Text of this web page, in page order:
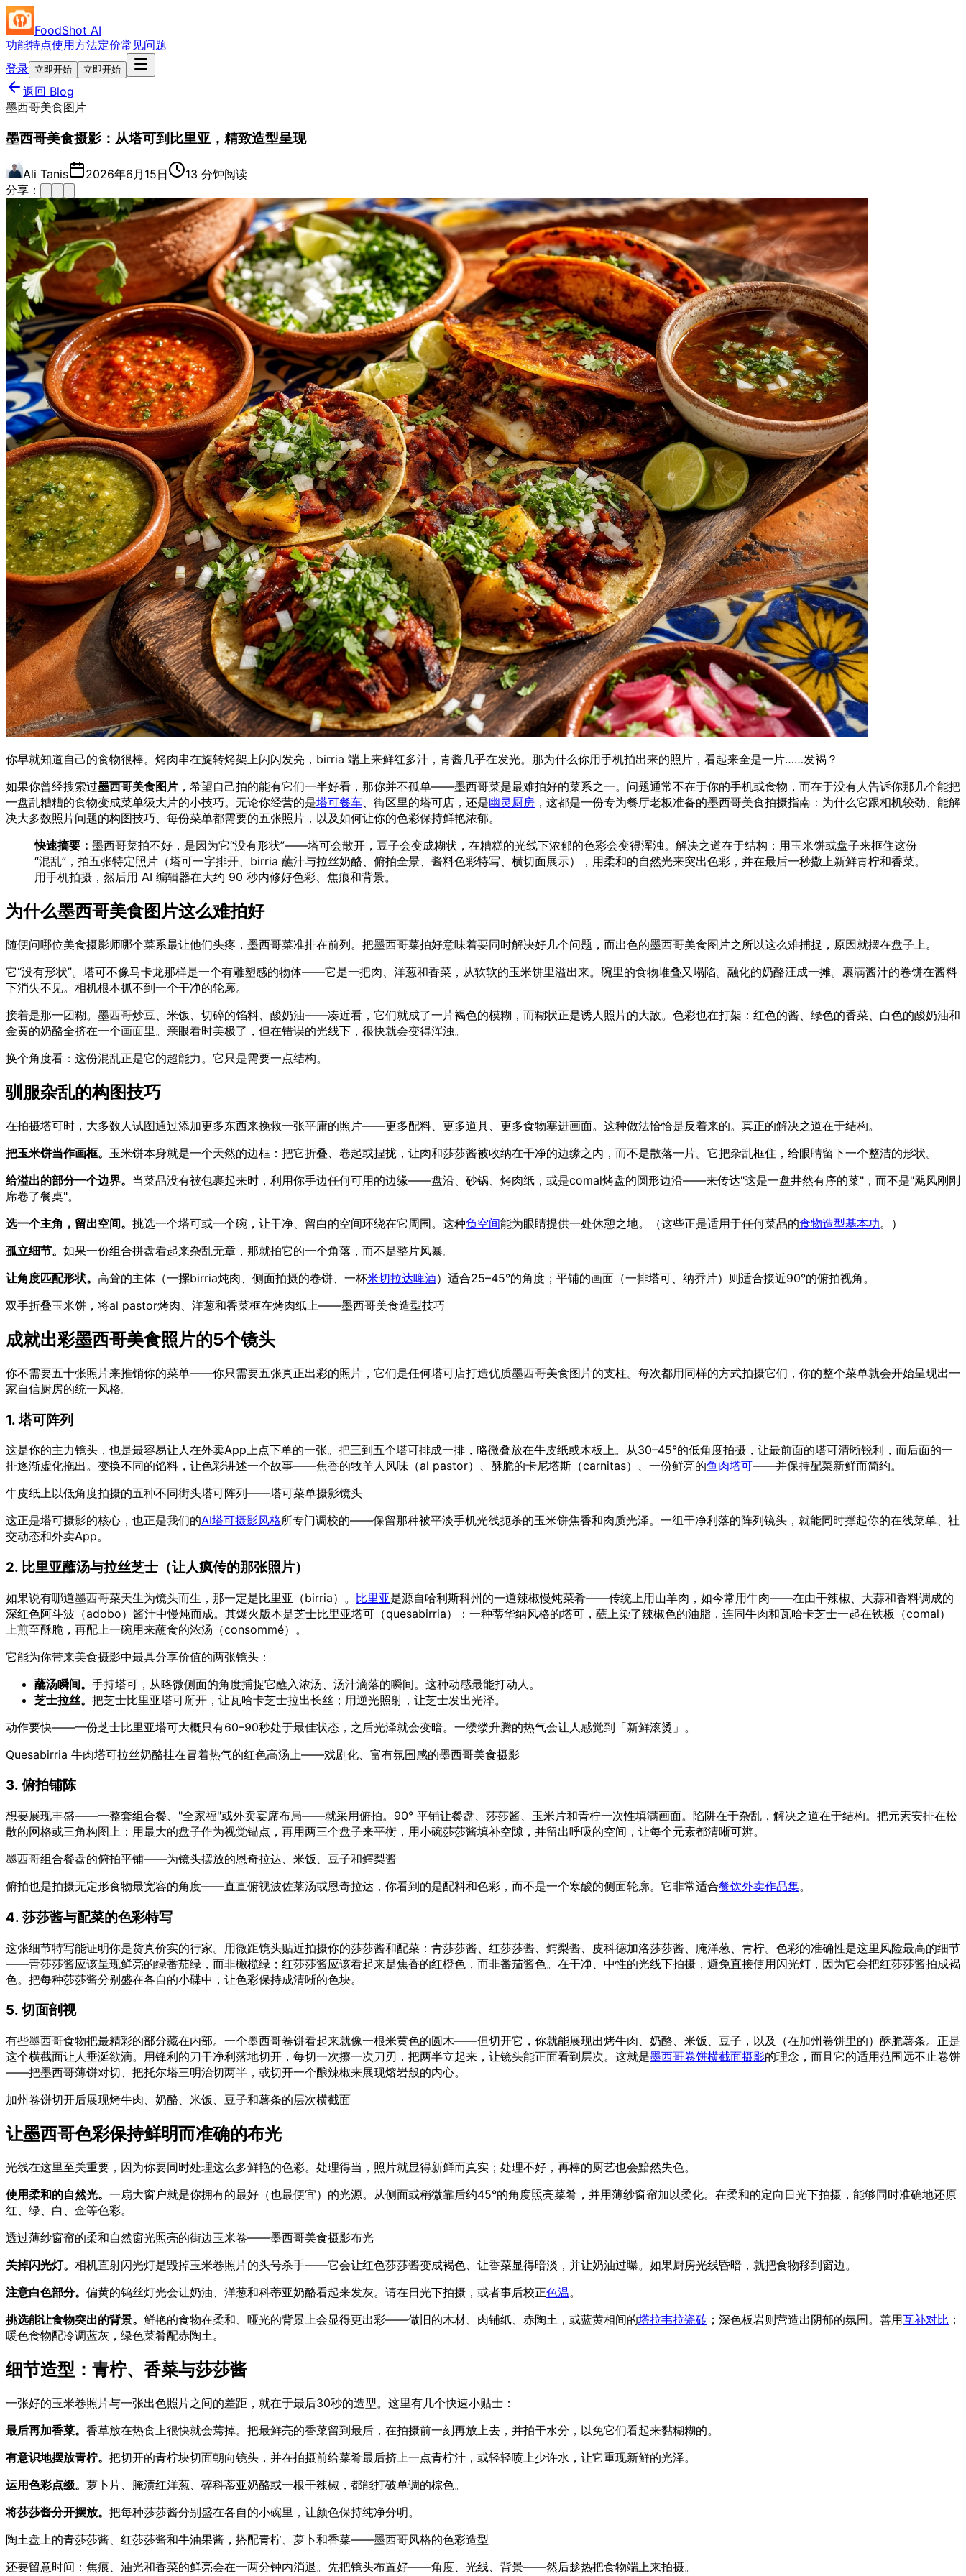
FoodShot AI
功能特点使用方法定价常见问题
登录 立即开始 立即开始
返回 Blog
墨西哥美食图片
墨西哥美食摄影：从塔可到比里亚，精致造型呈现
Ali Tanis 2026年6月15日
13 分钟阅读
分享：
你早就知道自己的食物很棒。烤肉串在旋转烤架上闪闪发亮，birria 端上来鲜红多汁，青酱几乎在发光。那为什么你用手机拍出来的照片，看起来全是一片……发褐？
如果你曾经搜索过墨西哥美食图片 ，希望自己拍的能有它们一半好看，那你并不孤单——墨西哥菜是最难拍好的菜系之一。问题通常不在于你的手机或食物，而在于没有人告诉你那几个能把
一盘乱糟糟的食物变成菜单级大片的小技巧。无论你经营的是塔可餐车、街区里的塔可店，还是幽灵厨房 ，这都是一份专为餐厅老板准备的墨西哥美食拍摄指南：为什么它跟相机较劲、能解
决大多数照片问题的构图技巧、每份菜单都需要的五张照片，以及如何让你的色彩保持鲜艳浓郁。
快速摘要： 墨西哥菜拍不好，是因为它“没有形状”——塔可会散开，豆子会变成糊状，在糟糕的光线下浓郁的色彩会变得浑浊。解决之道在于结构：用玉米饼或盘子来框住这份
“混乱”，拍五张特定照片（塔可一字排开、birria 蘸汁与拉丝奶酪、俯拍全景、酱料色彩特写、横切面展示），用柔和的自然光来突出色彩，并在最后一秒撒上新鲜青柠和香菜。
用手机拍摄，然后用 AI 编辑器在大约 90 秒内修好色彩、焦痕和背景。
为什么墨西哥美食图片这么难拍好
随便问哪位美食摄影师哪个菜系最让他们头疼，墨西哥菜准排在前列。把墨西哥菜拍好意味着要同时解决好几个问题，而出色的墨西哥美食图片之所以这么难捕捉，原因就摆在盘子上。
它“没有形状”。塔可不像马卡龙那样是一个有雕塑感的物体——它是一把肉、洋葱和香菜，从软软的玉米饼里溢出来。碗里的食物堆叠又塌陷。融化的奶酪汪成一摊。裹满酱汁的卷饼在酱料
下消失不见。相机根本抓不到一个干净的轮廓。
接着是那一团糊。墨西哥炒豆、米饭、切碎的馅料、酸奶油——凑近看，它们就成了一片褐色的模糊，而糊状正是诱人照片的大敌。色彩也在打架：红色的酱、绿色的香菜、白色的酸奶油和
金黄的奶酪全挤在一个画面里。亲眼看时美极了，但在错误的光线下，很快就会变得浑浊。
换个角度看：这份混乱正是它的超能力。它只是需要一点结构。
驯服杂乱的构图技巧
在拍摄塔可时，大多数人试图通过添加更多东西来挽救一张平庸的照片——更多配料、更多道具、更多食物塞进画面。这种做法恰恰是反着来的。真正的解决之道在于结构。
把玉米饼当作画框。 玉米饼本身就是一个天然的边框：把它折叠、卷起或捏拢，让肉和莎莎酱被收纳在干净的边缘之内，而不是散落一片。它把杂乱框住，给眼睛留下一个整洁的形状。
给溢出的部分一个边界。 当菜品没有被包裹起来时，利用你手边任何可用的边缘——盘沿、砂锅、烤肉纸，或是comal烤盘的圆形边沿——来传达"这是一盘井然有序的菜"，而不是"飓风刚刚
席卷了餐桌"。
选一个主角，留出空间。 挑选一个塔可或一个碗，让干净、留白的空间环绕在它周围。这种负空间能为眼睛提供一处休憩之地。（这些正是适用于任何菜品的食物造型基本功。）
孤立细节。 如果一份组合拼盘看起来杂乱无章，那就拍它的一个角落，而不是整片风暴。
让角度匹配形状。 高耸的主体（一摞birria炖肉、侧面拍摄的卷饼、一杯米切拉达啤酒）适合25–45°的角度；平铺的画面（一排塔可、纳乔片）则适合接近90°的俯拍视角。
双手折叠玉米饼，将al pastor烤肉、洋葱和香菜框在烤肉纸上——墨西哥美食造型技巧
成就出彩墨西哥美食照片的5个镜头
你不需要五十张照片来推销你的菜单——你只需要五张真正出彩的照片，它们是任何塔可店打造优质墨西哥美食图片的支柱。每次都用同样的方式拍摄它们，你的整个菜单就会开始呈现出一
家自信厨房的统一风格。
1. 塔可阵列
这是你的主力镜头，也是最容易让人在外卖App上点下单的一张。把三到五个塔可排成一排，略微叠放在牛皮纸或木板上。从30–45°的低角度拍摄，让最前面的塔可清晰锐利，而后面的一
排逐渐虚化拖出。变换不同的馅料，让色彩讲述一个故事——焦香的牧羊人风味（al pastor）、酥脆的卡尼塔斯（carnitas）、一份鲜亮的鱼肉塔可——并保持配菜新鲜而简约。
牛皮纸上以低角度拍摄的五种不同街头塔可阵列——塔可菜单摄影镜头
这正是塔可摄影的核心，也正是我们的AI塔可摄影风格所专门调校的——保留那种被平淡手机光线扼杀的玉米饼焦香和肉质光泽。一组干净利落的阵列镜头，就能同时撑起你的在线菜单、社
交动态和外卖App。
2. 比里亚蘸汤与拉丝芝士（让人疯传的那张照片）
如果说有哪道墨西哥菜天生为镜头而生，那一定是比里亚（birria）。 比里亚是源自哈利斯科州的一道辣椒慢炖菜肴——传统上用山羊肉，如今常用牛肉——在由干辣椒、大蒜和香料调成的
深红色阿斗波（adobo）酱汁中慢炖而成。其爆火版本是芝士比里亚塔可（quesabirria）：一种蒂华纳风格的塔可，蘸上染了辣椒色的油脂，连同牛肉和瓦哈卡芝士一起在铁板（comal）
上煎至酥脆，再配上一碗用来蘸食的浓汤（consommé）。
它能为你带来美食摄影中最具分享价值的两张镜头：
蘸汤瞬间。 手持塔可，从略微侧面的角度捕捉它蘸入浓汤、汤汁滴落的瞬间。这种动感最能打动人。
芝士拉丝。 把芝士比里亚塔可掰开，让瓦哈卡芝士拉出长丝；用逆光照射，让芝士发出光泽。
动作要快——一份芝士比里亚塔可大概只有60–90秒处于最佳状态，之后光泽就会变暗。一缕缕升腾的热气会让人感觉到「新鲜滚烫」。
Quesabirria 牛肉塔可拉丝奶酪挂在冒着热气的红色高汤上——戏剧化、富有氛围感的墨西哥美食摄影
3. 俯拍铺陈
想要展现丰盛——一整套组合餐、"全家福"或外卖宴席布局——就采用俯拍。90° 平铺让餐盘、莎莎酱、玉米片和青柠一次性填满画面。陷阱在于杂乱，解决之道在于结构。把元素安排在松
散的网格或三角构图上：用最大的盘子作为视觉锚点，再用两三个盘子来平衡，用小碗莎莎酱填补空隙，并留出呼吸的空间，让每个元素都清晰可辨。
墨西哥组合餐盘的俯拍平铺——为镜头摆放的恩奇拉达、米饭、豆子和鳄梨酱
俯拍也是拍摄无定形食物最宽容的角度——直直俯视波佐莱汤或恩奇拉达，你看到的是配料和色彩，而不是一个寒酸的侧面轮廓。它非常适合餐饮外卖作品集。
4. 莎莎酱与配菜的色彩特写
这张细节特写能证明你是货真价实的行家。用微距镜头贴近拍摄你的莎莎酱和配菜：青莎莎酱、红莎莎酱、鳄梨酱、皮科德加洛莎莎酱、腌洋葱、青柠。色彩的准确性是这里风险最高的细节
——青莎莎酱应该呈现鲜亮的绿番茄绿，而非橄榄绿；红莎莎酱应该看起来是焦香的红橙色，而非番茄酱色。在干净、中性的光线下拍摄，避免直接使用闪光灯，因为它会把红莎莎酱拍成褐
色。把每种莎莎酱分别盛在各自的小碟中，让色彩保持成清晰的色块。
5. 切面剖视
有些墨西哥食物把最精彩的部分藏在内部。一个墨西哥卷饼看起来就像一根米黄色的圆木——但切开它，你就能展现出烤牛肉、奶酪、米饭、豆子，以及（在加州卷饼里的）酥脆薯条。正是
这个横截面让人垂涎欲滴。用锋利的刀干净利落地切开，每切一次擦一次刀刃，把两半立起来，让镜头能正面看到层次。这就是墨西哥卷饼横截面摄影的理念，而且它的适用范围远不止卷饼
——把墨西哥薄饼对切、把托尔塔三明治切两半，或切开一个酿辣椒来展现熔岩般的内心。
加州卷饼切开后展现烤牛肉、奶酪、米饭、豆子和薯条的层次横截面
让墨西哥色彩保持鲜明而准确的布光
光线在这里至关重要，因为你要同时处理这么多鲜艳的色彩。处理得当，照片就显得新鲜而真实；处理不好，再棒的厨艺也会黯然失色。
使用柔和的自然光。 一扇大窗户就是你拥有的最好（也最便宜）的光源。从侧面或稍微靠后约45°的角度照亮菜肴，并用薄纱窗帘加以柔化。在柔和的定向日光下拍摄，能够同时准确地还原
红、绿、白、金等色彩。
透过薄纱窗帘的柔和自然窗光照亮的街边玉米卷——墨西哥美食摄影布光
关掉闪光灯。 相机直射闪光灯是毁掉玉米卷照片的头号杀手——它会让红色莎莎酱变成褐色、让香菜显得暗淡，并让奶油过曝。如果厨房光线昏暗，就把食物移到窗边。
注意白色部分。 偏黄的钨丝灯光会让奶油、洋葱和科蒂亚奶酪看起来发灰。请在日光下拍摄，或者事后校正色温。
挑选能让食物突出的背景。 鲜艳的食物在柔和、哑光的背景上会显得更出彩——做旧的木材、肉铺纸、赤陶土，或蓝黄相间的塔拉韦拉瓷砖 ；深色板岩则营造出阴郁的氛围。善用互补对比 ：
暖色食物配冷调蓝灰，绿色菜肴配赤陶土。
细节造型：青柠、香菜与莎莎酱
一张好的玉米卷照片与一张出色照片之间的差距，就在于最后30秒的造型。这里有几个快速小贴士：
最后再加香菜。 香草放在热食上很快就会蔫掉。把最鲜亮的香菜留到最后，在拍摄前一刻再放上去，并拍干水分，以免它们看起来黏糊糊的。
有意识地摆放青柠。 把切开的青柠块切面朝向镜头，并在拍摄前给菜肴最后挤上一点青柠汁，或轻轻喷上少许水，让它重现新鲜的光泽。
运用色彩点缀。 萝卜片、腌渍红洋葱、碎科蒂亚奶酪或一根干辣椒，都能打破单调的棕色。
将莎莎酱分开摆放。 把每种莎莎酱分别盛在各自的小碗里，让颜色保持纯净分明。
陶土盘上的青莎莎酱、红莎莎酱和牛油果酱，搭配青柠、萝卜和香菜——墨西哥风格的色彩造型
还要留意时间：焦痕、油光和香菜的鲜亮会在一两分钟内消退。先把镜头布置好——角度、光线、背景——然后趁热把食物端上来拍摄。